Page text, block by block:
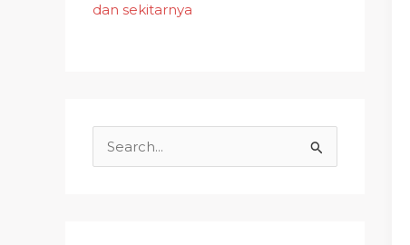
dan sekitarnya